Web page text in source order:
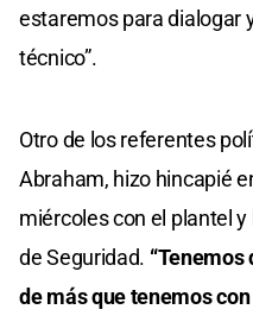
estaremos para dialogar
técnico”.
Otro de los referentes
Abraham, hizo hincapié
miércoles con el plantel
de Seguridad.
de más que tenemos